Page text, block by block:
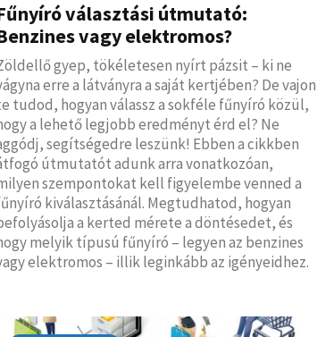
választási útmutató:
vagy elektromos?
gyep, tökéletesen nyírt pázsit – ki ne
erre a látványra a saját kertjében? De vajon
tudod, hogyan válassz a sokféle fűnyíró közül,
a lehető legjobb eredményt érd el? Ne
segítségedre leszünk! Ebben a cikkben
útmutatót adunk arra vonatkozóan,
szempontokat kell figyelembe venned a
kiválasztásánál. Megtudhatod, hogyan
a kerted mérete a döntésedet, és
melyik típusú fűnyíró – legyen az benzines
elektromos – illik leginkább az igényeidhez.